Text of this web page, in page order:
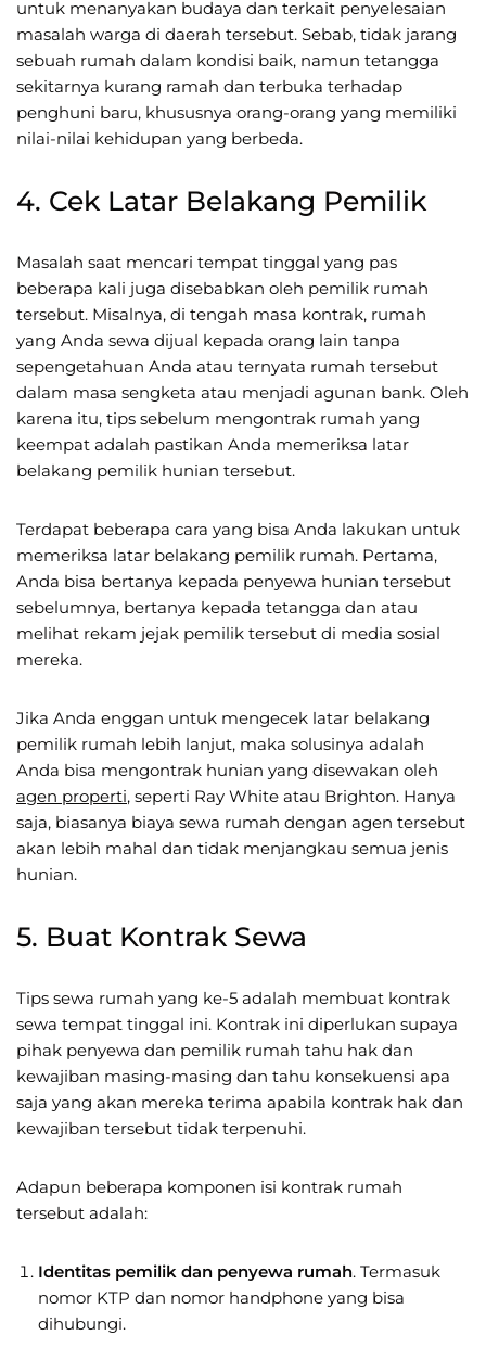
untuk menanyakan budaya dan terkait penyelesaian
masalah warga di daerah tersebut. Sebab, tidak jarang
sebuah rumah dalam kondisi baik, namun tetangga
sekitarnya kurang ramah dan terbuka terhadap
penghuni baru, khususnya orang-orang yang memiliki
nilai-nilai kehidupan yang berbeda.
4. Cek Latar Belakang Pemilik
Masalah saat mencari tempat tinggal yang pas
beberapa kali juga disebabkan oleh pemilik rumah
tersebut. Misalnya, di tengah masa kontrak, rumah
yang Anda sewa dijual kepada orang lain tanpa
sepengetahuan Anda atau ternyata rumah tersebut
dalam masa sengketa atau menjadi agunan bank. Oleh
karena itu, tips sebelum mengontrak rumah yang
keempat adalah pastikan Anda memeriksa latar
belakang pemilik hunian tersebut.
Terdapat beberapa cara yang bisa Anda lakukan untuk
memeriksa latar belakang pemilik rumah. Pertama,
Anda bisa bertanya kepada penyewa hunian tersebut
sebelumnya, bertanya kepada tetangga dan atau
melihat rekam jejak pemilik tersebut di media sosial
mereka.
Jika Anda enggan untuk mengecek latar belakang
pemilik rumah lebih lanjut, maka solusinya adalah
Anda bisa mengontrak hunian yang disewakan oleh
agen properti, seperti Ray White atau Brighton. Hanya
saja, biasanya biaya sewa rumah dengan agen tersebut
akan lebih mahal dan tidak menjangkau semua jenis
hunian.
5. Buat Kontrak Sewa
Tips sewa rumah yang ke-5 adalah membuat kontrak
sewa tempat tinggal ini. Kontrak ini diperlukan supaya
pihak penyewa dan pemilik rumah tahu hak dan
kewajiban masing-masing dan tahu konsekuensi apa
saja yang akan mereka terima apabila kontrak hak dan
kewajiban tersebut tidak terpenuhi.
Adapun beberapa komponen isi kontrak rumah
tersebut adalah:
Identitas pemilik dan penyewa rumah. Termasuk
nomor KTP dan nomor handphone yang bisa
dihubungi.